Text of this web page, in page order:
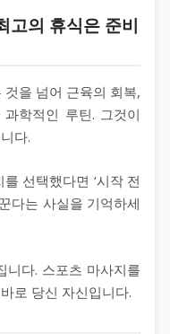
고의 휴식은 준비
을 넘어 근육의 회복,
학적인 루틴. 그것이
다.
선택했다면 ‘시작 전
다는 사실을 기억하세
니다. 스포츠 마사지를
로 당신 자신입니다.